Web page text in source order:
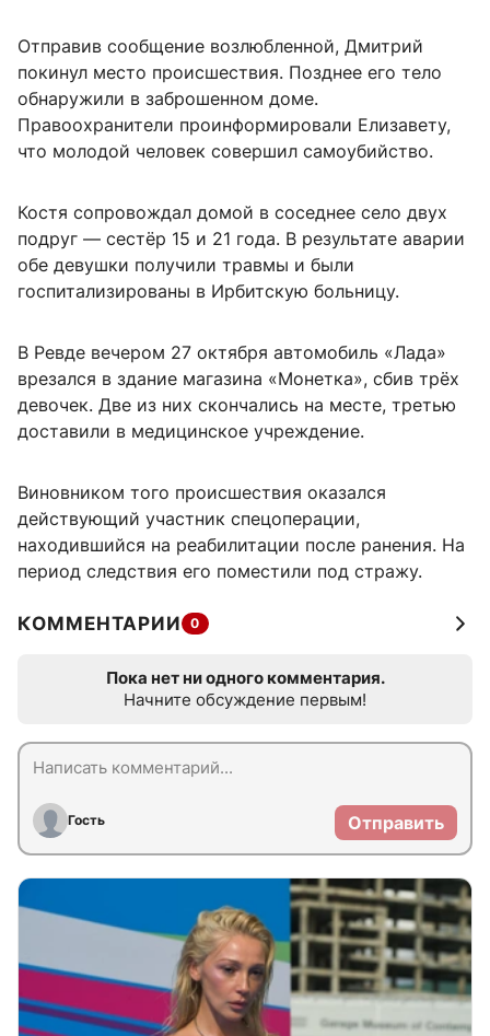
Отправив сообщение возлюбленной, Дмитрий
покинул место происшествия. Позднее его тело
обнаружили в заброшенном доме.
Правоохранители проинформировали Елизавету,
что молодой человек совершил самоубийство.
Костя сопровождал домой в соседнее село двух
подруг — сестёр 15 и 21 года. В результате аварии
обе девушки получили травмы и были
госпитализированы в Ирбитскую больницу.
В Ревде вечером 27 октября автомобиль «Лада»
врезался в здание магазина «Монетка», сбив трёх
девочек. Две из них скончались на месте, третью
доставили в медицинское учреждение.
Виновником того происшествия оказался
действующий участник спецоперации,
находившийся на реабилитации после ранения. На
период следствия его поместили под стражу.
КОММЕНТАРИИ 0
Пока нет ни одного комментария.
Начните обсуждение первым!
Гость Отправить